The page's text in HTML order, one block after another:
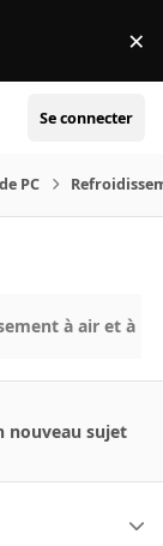
×
Se connecter
PC
à air et à
nouveau sujet